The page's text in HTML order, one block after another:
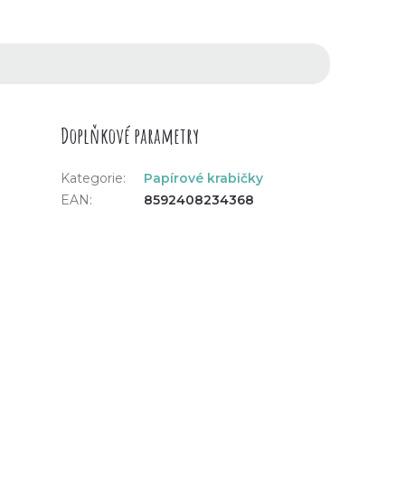
Doplňkové parametry
Kategorie:
Papírové krabičky
EAN: 8592408234368